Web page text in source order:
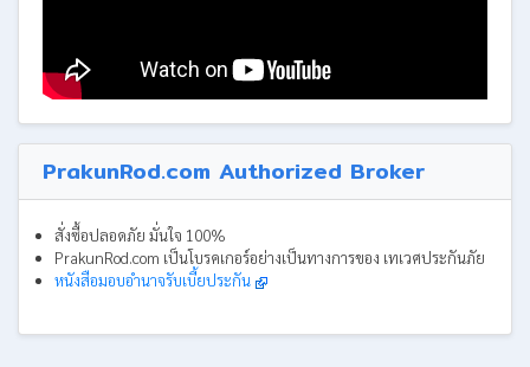
PrakunRod.com Authorized Broker
สั่งซื้อปลอดภัย มั่นใจ 100%
PrakunRod.com เป็นโบรคเกอร์อย่างเป็นทางการของ เทเวศประกันภัย
หนังสือมอบอำนาจรับเบี้ยประกัน